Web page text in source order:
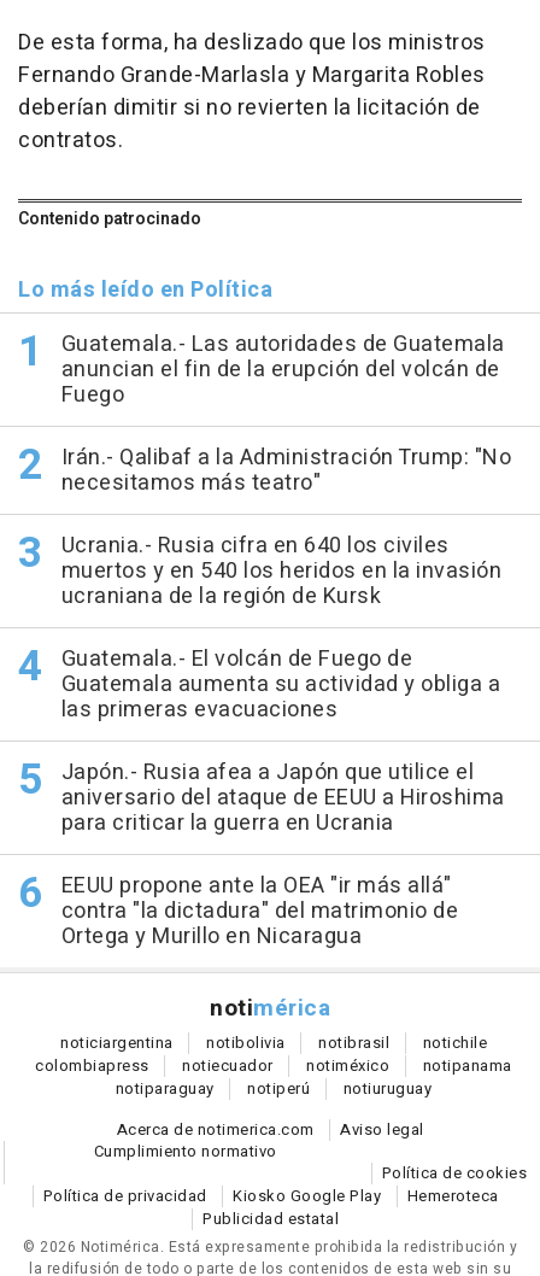
De esta forma, ha deslizado que los ministros
Fernando Grande-Marlasla y Margarita Robles
deberían dimitir si no revierten la licitación de
contratos.
Contenido patrocinado
Lo más leído en Política
Guatemala.- Las autoridades de Guatemala
anuncian el fin de la erupción del volcán de
Fuego
Irán.- Qalibaf a la Administración Trump: "No
necesitamos más teatro"
Ucrania.- Rusia cifra en 640 los civiles
muertos y en 540 los heridos en la invasión
ucraniana de la región de Kursk
Guatemala.- El volcán de Fuego de
Guatemala aumenta su actividad y obliga a
las primeras evacuaciones
Japón.- Rusia afea a Japón que utilice el
aniversario del ataque de EEUU a Hiroshima
para criticar la guerra en Ucrania
EEUU propone ante la OEA "ir más allá"
contra "la dictadura" del matrimonio de
Ortega y Murillo en Nicaragua
notimérica
noticiargentina notibolivia notibrasil notichile
colombiapress notiecuador notiméxico notipanama
notiparaguay notiperú notiuruguay
Acerca de notimerica.com
Aviso legal
Cumplimiento normativo
Política de cookies
Política de privacidad
Kiosko Google Play
Hemeroteca
Publicidad estatal
© 2026 Notimérica. Está expresamente prohibida la redistribución y
la redifusión de todo o parte de los contenidos de esta web sin su